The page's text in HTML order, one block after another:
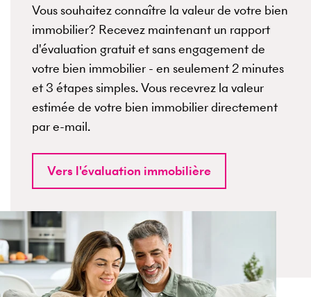
Vous souhaitez connaître la valeur de votre bien
immobilier? Recevez maintenant un rapport
d'évaluation gratuit et sans engagement de
votre bien immobilier - en seulement 2 minutes
et 3 étapes simples. Vous recevrez la valeur
estimée de votre bien immobilier directement
par e-mail.
Vers l'évaluation immobilière